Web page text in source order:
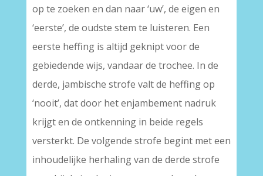
op te zoeken en dan naar ‘uw’, de eigen en
‘eerste’, de oudste stem te luisteren. Een
eerste heffing is altijd geknipt voor de
gebiedende wijs, vandaar de trochee. In de
derde, jambische strofe valt de heffing op
‘nooit’, dat door het enjambement nadruk
krijgt en de ontkenning in beide regels
versterkt. De volgende strofe begint met een
inhoudelijke herhaling van de derde strofe